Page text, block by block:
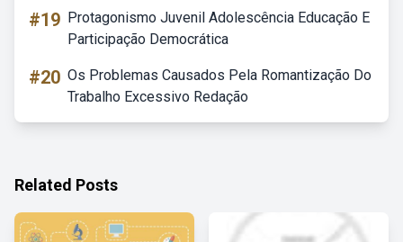
#19 Protagonismo Juvenil Adolescência Educação E
Participação Democrática
#20 Os Problemas Causados Pela Romantização Do
Trabalho Excessivo Redação
Related Posts